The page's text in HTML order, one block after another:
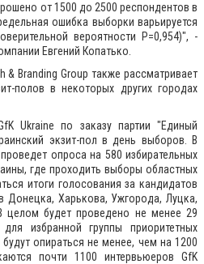
от 1500 до 2500 респондентов в
ошибка выборки варьируется
вероятности Р=0,954)", -
Евгений Копатько.
& Branding Group также рассматривает
полов в некоторых других городах
Ukraine по заказу партии "Единый
экзит-пол в день выборов. В
опроса на 580 избирательных
где проходить выборы областных
итоги голосования за кандидатов
Донецка, Харькова, Ужгорода, Луцка,
целом будет проведено не менее 29
избранной группы приоритетных
опираться не менее, чем на 1200
почти 1100 интервьюеров GfK